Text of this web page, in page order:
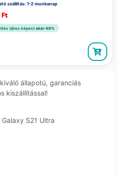
szállítás: 1-2 munkanap
Ft
újhoz képest akár 40%
állapotú, garanciás
kiszállítással!
S21 Ultra